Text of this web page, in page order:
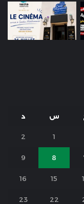
س د
1
2
8
9
15
16
22
23